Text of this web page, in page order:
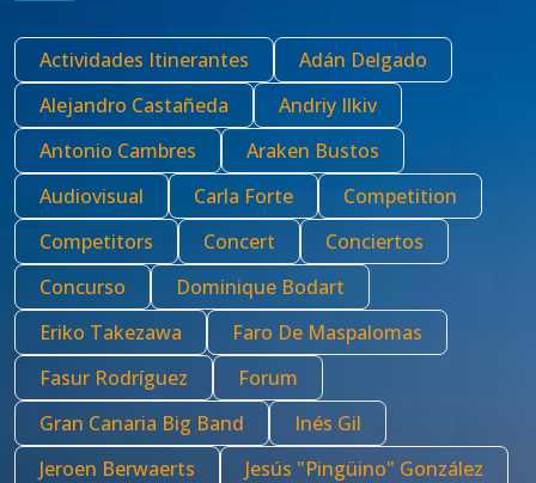
Actividades Itinerantes
Adán Delgado
Alejandro Castañeda
Andriy Ilkiv
Antonio Cambres
Araken Bustos
Audiovisual
Carla Forte
Competition
Competitors
Concert
Conciertos
Concurso
Dominique Bodart
Eriko Takezawa
Faro De Maspalomas
Fasur Rodríguez
Forum
Gran Canaria Big Band
Inés Gil
Jeroen Berwaerts
Jesús "Pingüino" González